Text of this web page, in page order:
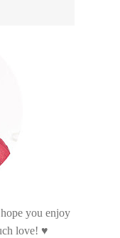
you enjoy
love! ♥